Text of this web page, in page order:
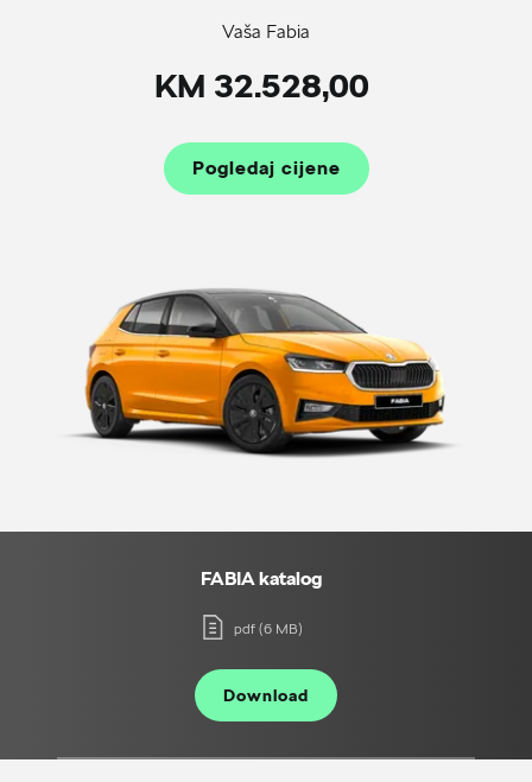
Vaša Fabia
KM 32.528,00
Pogledaj cijene
FABIA katalog
pdf (6 MB)
Download